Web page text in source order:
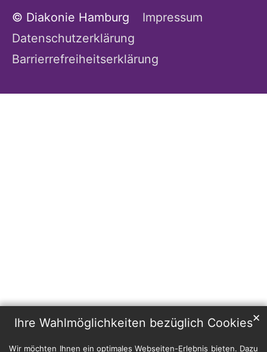
Ihre Wahlmöglichkeiten bezüglich Cookies
Wir möchten Ihnen ein optimales Webseiten-Erlebnis bieten. Dazu
✕
© Diakonie Hamburg
Impressum
Datenschutzerklärung
Barrierrefreiheitserklärung